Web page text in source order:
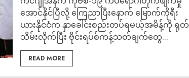
အောင်နိုင်ပြီလို့ ကြေညာပြီးနောက် မြောက်ကိုရီး
ယားနိုင်ငံက နှာခေါင်းစည်းတပ်ရမယ့်အမိန့်ကို ရုတ်
သိမ်းလိုက်ပြီး ဗိုင်းရပ်စ်ကန့်သတ်ချက်တွေ...
READ MORE